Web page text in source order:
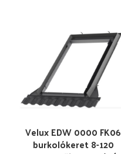
Velux EDW 0000 FK06
burkolókeret 8-120